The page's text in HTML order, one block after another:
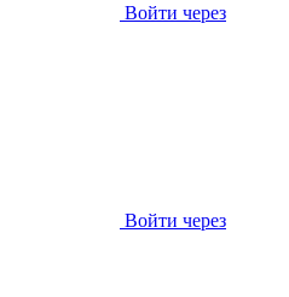
Войти через
Войти через